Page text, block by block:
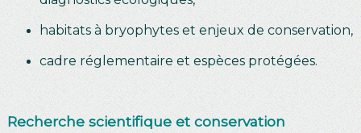
habitats à bryophytes et enjeux de conservation,
cadre réglementaire et espèces protégées.
Recherche scientifique et conservation